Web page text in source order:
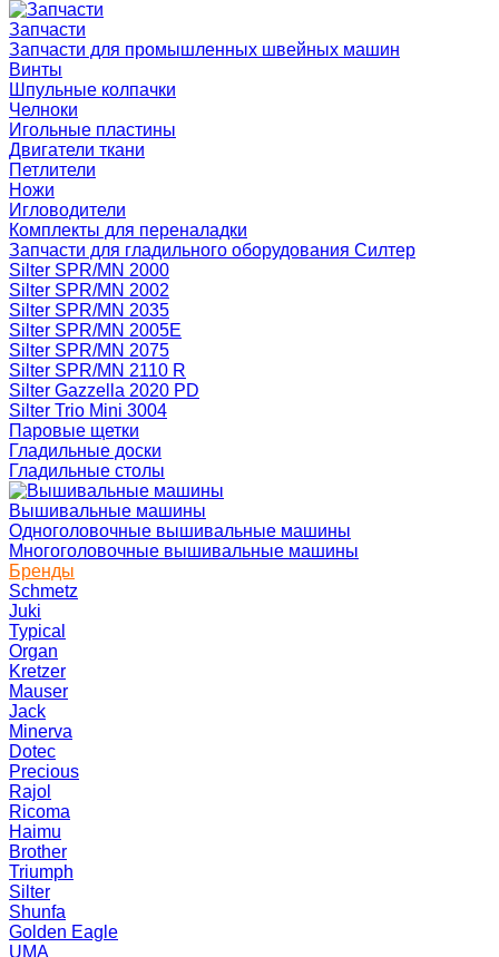
Запчасти
Запчасти для промышленных швейных машин
Винты
Шпульные колпачки
Челноки
Игольные пластины
Двигатели ткани
Петлители
Ножи
Игловодители
Комплекты для переналадки
Запчасти для гладильного оборудования Силтер
Silter SPR/MN 2000
Silter SPR/MN 2002
Silter SPR/MN 2035
Silter SPR/MN 2005E
Silter SPR/MN 2075
Silter SPR/MN 2110 R
Silter Gazzella 2020 PD
Silter Trio Mini 3004
Паровые щетки
Гладильные доски
Гладильные столы
Вышивальные машины
Одноголовочные вышивальные машины
Многоголовочные вышивальные машины
Бренды
Schmetz
Juki
Typical
Organ
Kretzer
Mauser
Jack
Minerva
Dotec
Precious
Rajol
Ricoma
Haimu
Brother
Triumph
Silter
Shunfa
Golden Eagle
UMA